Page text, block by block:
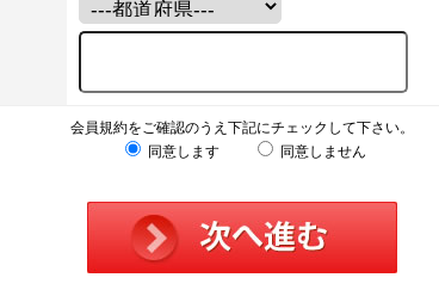
会員規約をご確認のうえ下記にチェックして下さい。
同意します
同意しません